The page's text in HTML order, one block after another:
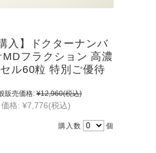
入】ドクターナンバ
MDフラクション 高濃
ル60粒 特別ご優待
販売価格: ¥12,960(税込)
価格: ¥7,776(税込)
購入数 個